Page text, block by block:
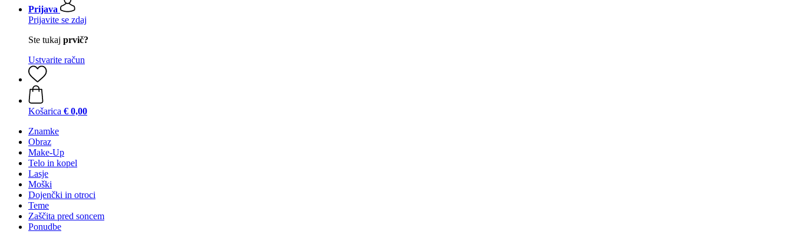
Prijava
Prijavite se zdaj
Ste tukaj prvič?
Ustvarite račun
Košarica € 0,00
Znamke
Obraz
Make-Up
Telo in kopel
Lasje
Moški
Dojenčki in otroci
Teme
Zaščita pred soncem
Ponudbe